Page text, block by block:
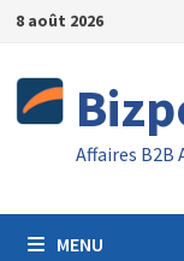
Passer
contenu
8 août 2026
Affaires B2B
MENU